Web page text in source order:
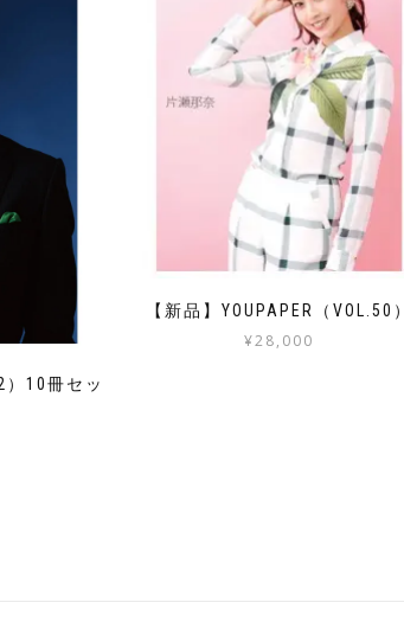
）10冊セッ
【新品】YOUPAPER（VOL.50）
¥28,000